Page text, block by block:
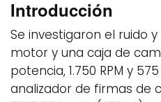
Introducción
Se investigaron el ruido
motor y una caja de
potencia, 1.750 RPM y
analizador de firmas de